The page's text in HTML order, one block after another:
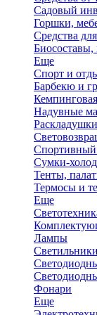
Садовый
Горшки,
Средства
Биосоставы,
Еще
Спорт и
Барбекю и
Надувные
Спортивный
Сумки-
Тенты,
Термосы и
Еще
Лампы
Светильники
Фонари
Еще